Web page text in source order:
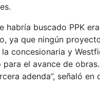
habría buscado PPK
ya que ningún
concesionaria y
el avance de
adenda”, señaló